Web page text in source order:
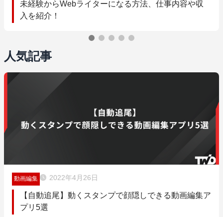
未経験からWebライターになる方法、仕事内容や収
入を紹介！
人気記事
動画編集 2022年4月26日
【自動追尾】動くスタンプで顔隠しできる動画編集ア
プリ5選